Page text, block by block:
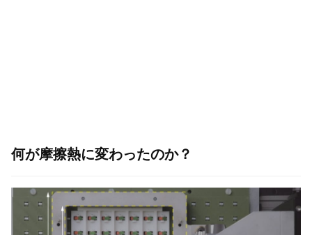
何が摩擦熱に変わったのか？